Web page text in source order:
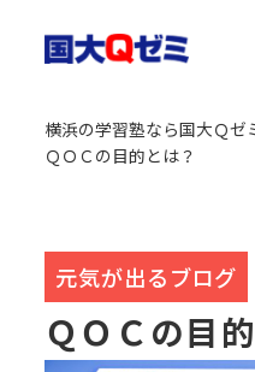
横浜の学習塾なら国大Ｑゼ
ＱＯＣの目的とは？
元気が出るブログ
ＱＯＣの目